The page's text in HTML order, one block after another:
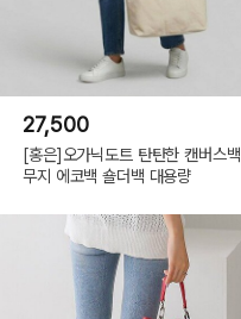
27,500
[홍은]오가닉도트 탄탄한 캔버스백
무지 에코백 숄더백 대용량